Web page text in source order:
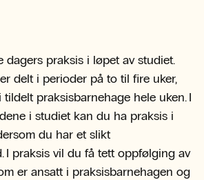
dagers praksis i løpet av studiet.
delt i perioder på to til fire uker,
praksisbarnehage hele uken. I
i studiet kan du ha praksis i
du har et slikt
I praksis vil du få tett oppfølging av
er ansatt i praksisbarnehagen og